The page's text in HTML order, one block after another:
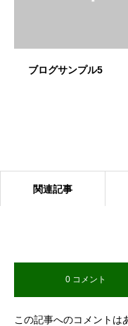
ブログサンプル5
関連記事
0 コメント
この記事へのコメントは